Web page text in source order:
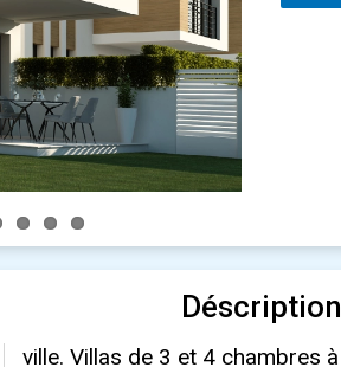
Déscription